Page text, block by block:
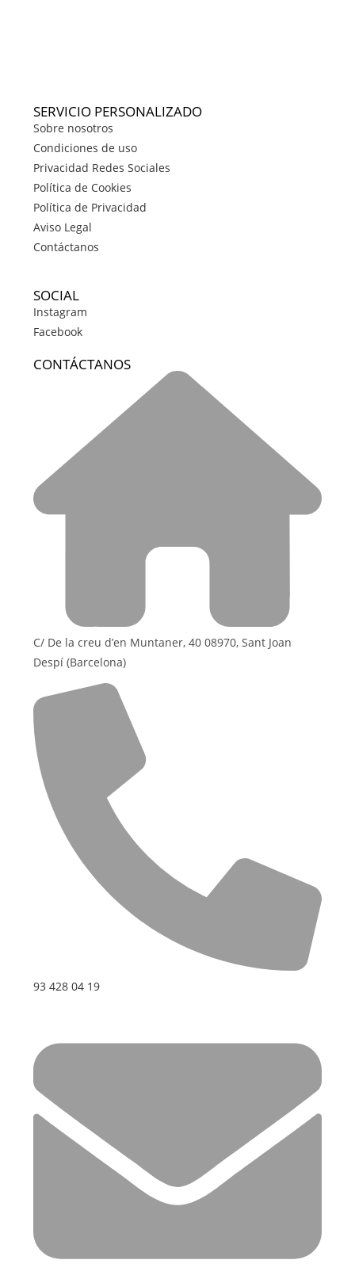
SERVICIO PERSONALIZADO
Sobre nosotros
Condiciones de uso
Privacidad Redes Sociales
Política de Cookies
Política de Privacidad
Aviso Legal
Contáctanos
SOCIAL
Instagram
Facebook
CONTÁCTANOS
C/ De la creu d’en Muntaner, 40 08970, Sant Joan
Despí (Barcelona)
93 428 04 19